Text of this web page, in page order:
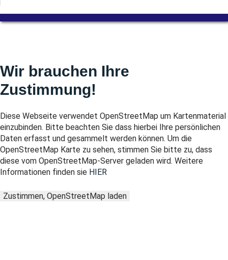
Wir brauchen Ihre
Zustimmung!
Diese Webseite verwendet OpenStreetMap um Kartenmaterial
einzubinden. Bitte beachten Sie dass hierbei Ihre persönlichen
Daten erfasst und gesammelt werden können. Um die
OpenStreetMap Karte zu sehen, stimmen Sie bitte zu, dass
diese vom OpenStreetMap-Server geladen wird. Weitere
Informationen finden sie HIER